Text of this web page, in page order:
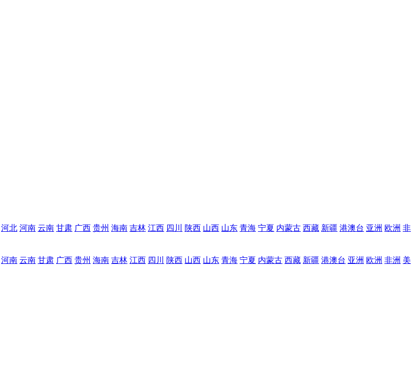
河北 河南 云南 甘肃 广西 贵州 海南 吉林 江西 四川 陕西 山西 山东 青海 宁夏 内蒙古 西藏 新疆 港澳台 亚洲 欧洲 非
河南 云南 甘肃 广西 贵州 海南 吉林 江西 四川 陕西 山西 山东 青海 宁夏 内蒙古 西藏 新疆 港澳台 亚洲 欧洲 非洲 美